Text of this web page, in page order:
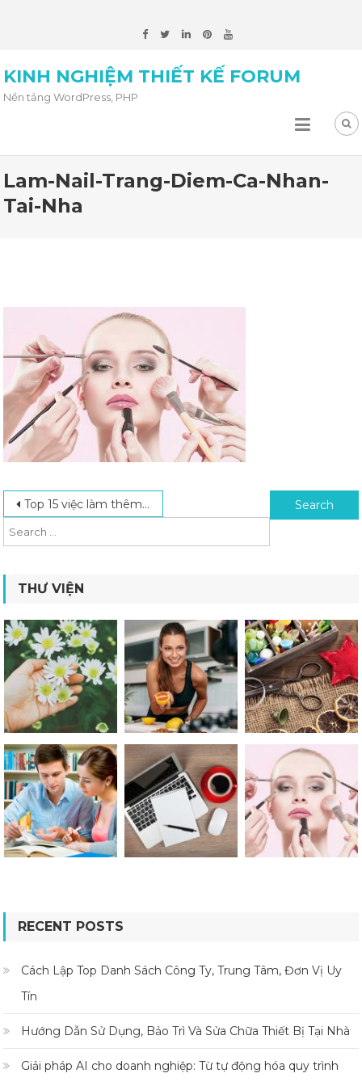
KINH NGHIỆM THIẾT KẾ FORUM
Nền tảng WordPress, PHP
Lam-Nail-Trang-Diem-Ca-Nhan-
Tai-Nha
Post navigation
Top 15 việc làm thêm tại nhà cho mẹ bỉm sữa kiếm thêm thu nhập Search for:
THƯ VIỆN
RECENT POSTS
Cách Lập Top Danh Sách Công Ty, Trung Tâm, Đơn Vị Uy
Tín
Hướng Dẫn Sử Dụng, Bảo Trì Và Sửa Chữa Thiết Bị Tại Nhà
Giải pháp AI cho doanh nghiệp: Từ tự động hóa quy trình